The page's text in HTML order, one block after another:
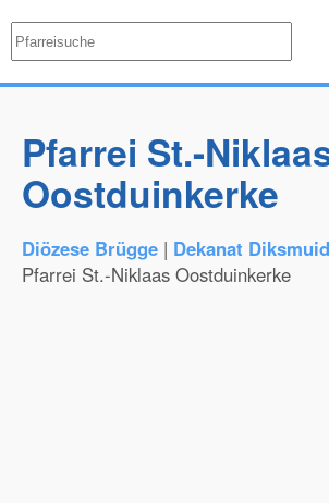
Pfarrei St.-
Oostduinkerke
Diözese Brügge | Dekanat
Pfarrei St.-Niklaas Oostduinkerke